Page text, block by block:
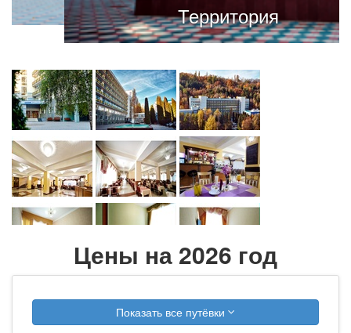
Территория
Цены на 2026 год
Показать все путёвки